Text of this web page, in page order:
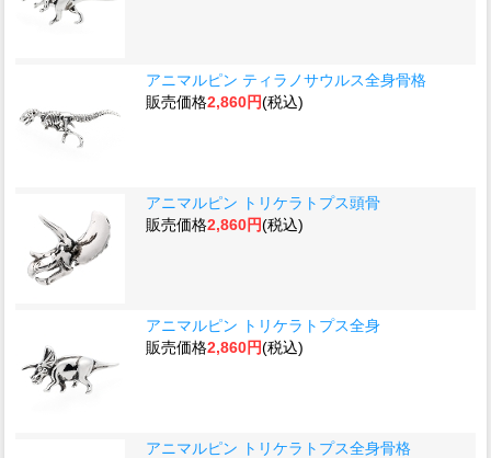
アニマルピン ティラノサウルス全身骨格
販売価格2,860円(税込)
アニマルピン トリケラトプス頭骨
販売価格2,860円(税込)
アニマルピン トリケラトプス全身
販売価格2,860円(税込)
アニマルピン トリケラトプス全身骨格